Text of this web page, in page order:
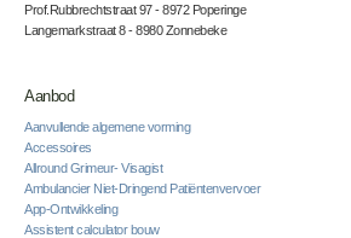
Prof.Rubbrechtstraat 97 - 8972 Poperinge
Langemarkstraat 8 - 8980 Zonnebeke
Aanbod
Aanvullende algemene vorming
Accessoires
Allround Grimeur- Visagist
Ambulancier Niet-Dringend Patiëntenvervoer
App-Ontwikkeling
Assistent calculator bouw